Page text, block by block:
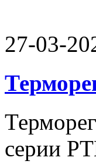
27-03-
серии